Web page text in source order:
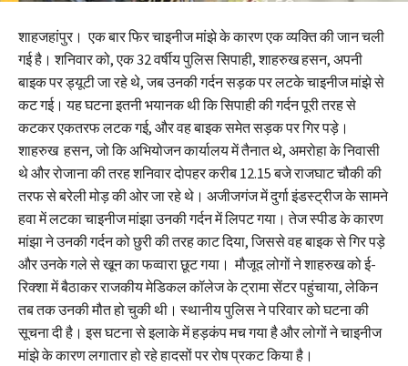
शाहजहांपुर। एक बार फिर चाइनीज मांझे के कारण एक व्यक्ति की जान चली
गई है। शनिवार को, एक 32 वर्षीय पुलिस सिपाही, शाहरुख हसन, अपनी
बाइक पर ड्यूटी जा रहे थे, जब उनकी गर्दन सड़क पर लटके चाइनीज मांझे से
कट गई। यह घटना इतनी भयानक थी कि सिपाही की गर्दन पूरी तरह से
कटकर एकतरफ लटक गई, और वह बाइक समेत सड़क पर गिर पड़े।
शाहरुख हसन, जो कि अभियोजन कार्यालय में तैनात थे, अमरोहा के निवासी
थे और रोजाना की तरह शनिवार दोपहर करीब 12.15 बजे राजघाट चौकी की
तरफ से बरेली मोड़ की ओर जा रहे थे। अजीजगंज में दुर्गा इंडस्ट्रीज के सामने
हवा में लटका चाइनीज मांझा उनकी गर्दन में लिपट गया। तेज स्पीड के कारण
मांझा ने उनकी गर्दन को छुरी की तरह काट दिया, जिससे वह बाइक से गिर पड़े
और उनके गले से खून का फव्वारा छूट गया। मौजूद लोगों ने शाहरुख को ई-
रिक्शा में बैठाकर राजकीय मेडिकल कॉलेज के ट्रामा सेंटर पहुंचाया, लेकिन
तब तक उनकी मौत हो चुकी थी। स्थानीय पुलिस ने परिवार को घटना की
सूचना दी है। इस घटना से इलाके में हड़कंप मच गया है और लोगों ने चाइनीज
मांझे के कारण लगातार हो रहे हादसों पर रोष प्रकट किया है।